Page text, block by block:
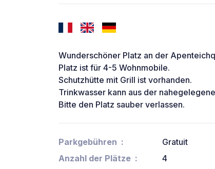
Wunderschöner Platz an der
Platz ist für 4-5 Wohnmobile.
Schutzhütte mit Grill ist vorhanden.
Trinkwasser kann aus der
Bitte den Platz sauber verlassen.
Parkgebühren
Gratuit
Anzahl der Plätze
4